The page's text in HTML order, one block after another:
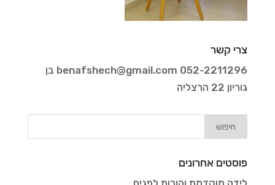
צרי קשר
052-2211296
benafshech@gmail.com בן
גוריון 22 הרצליה
פוסטים אחרונים